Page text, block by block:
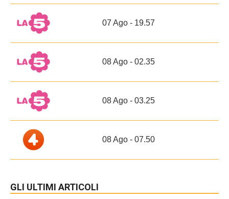
07 Ago - 19.57
08 Ago - 02.35
08 Ago - 03.25
08 Ago - 07.50
GLI ULTIMI ARTICOLI